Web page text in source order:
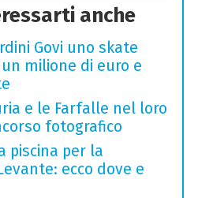
anche
Govi uno skate
milione di euro e
e le Farfalle nel loro
fotografico
piscina per la
ecco dove e